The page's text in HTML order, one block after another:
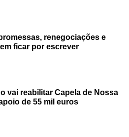
renegociações e
ficar por escrever
vai reabilitar Capela de Nossa
de 55 mil euros